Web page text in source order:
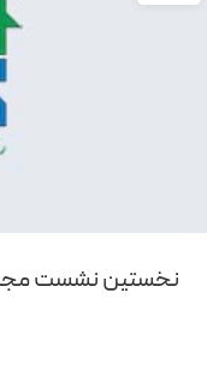
نخستین نشست